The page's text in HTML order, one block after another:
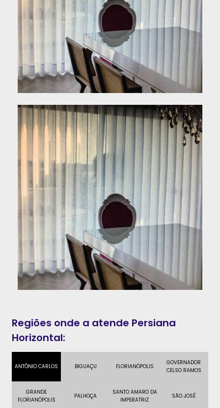
Regiões onde a atende Persiana
Horizontal:
ANTÔNIO CARLOS BIGUAÇU FLORIANÓPOLIS
GOVERNADOR
CELSO RAMOS
GRANDE
FLORIANÓPOLIS
PALHOÇA
SANTO AMARO DA
IMPERATRIZ
SÃO JOSÉ